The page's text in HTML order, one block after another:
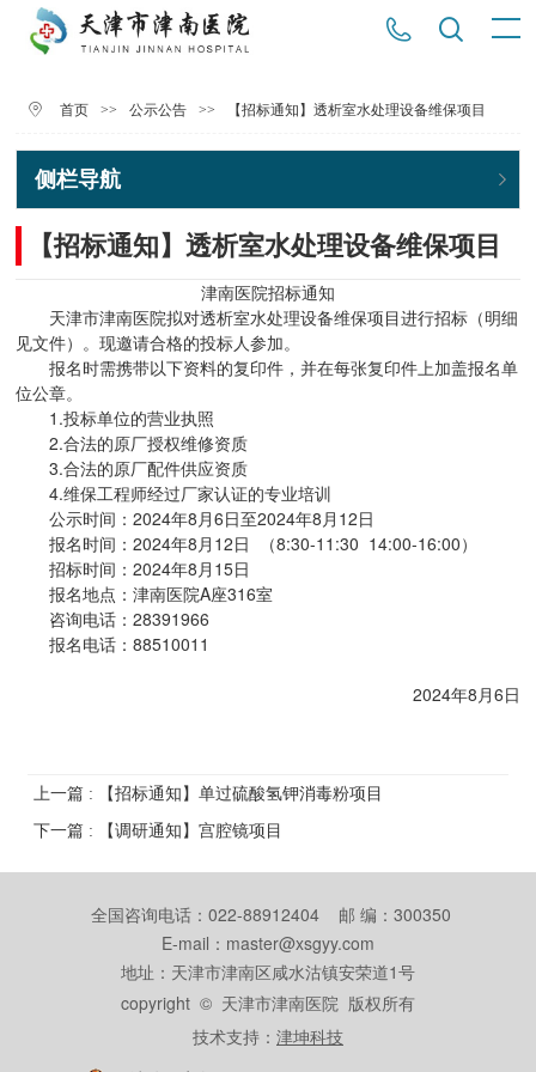
首页 >> 公示公告 >> 【招标通知】透析室水处理设备维保项目
侧栏导航
【招标通知】透析室水处理设备维保项目
津南医院招标通知
天津市津南医院拟对透析室水处理设备维保项目进行招标（明细
见文件）。现邀请合格的投标人参加。
报名时需携带以下资料的复印件，并在每张复印件上加盖报名单
位公章。
1.投标单位的营业执照
2.合法的原厂授权维修资质
3.合法的原厂配件供应资质
4.维保工程师经过厂家认证的专业培训
公示时间：2024年8月6日至2024年8月12日
报名时间：2024年8月12日 （8:30-11:30 14:00-16:00）
招标时间：2024年8月15日
报名地点：津南医院A座316室
咨询电话：28391966
报名电话：88510011
2024年8月6日
上一篇 : 【招标通知】单过硫酸氢钾消毒粉项目
下一篇 : 【调研通知】宫腔镜项目
全国咨询电话：022-88912404 邮 编：300350
E-mail：master@xsgyy.com
地址：天津市津南区咸水沽镇安荣道1号
copyright © 天津市津南医院 版权所有
技术支持： 津坤科技